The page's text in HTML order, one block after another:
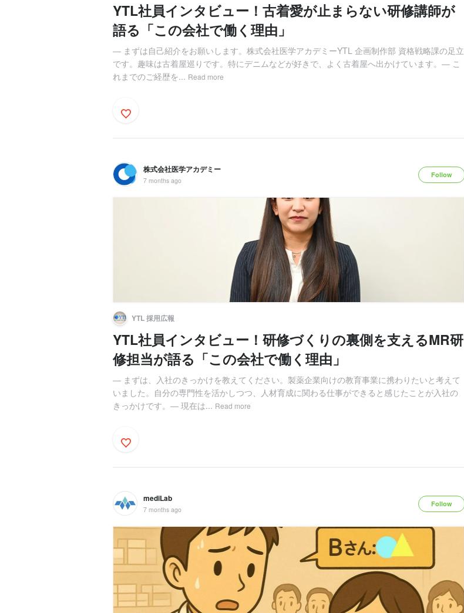
YTL社員インタビュー！古着愛が止まらない研修講師が
語る「この会社で働く理由」
― まずは自己紹介をお願いします。株式会社医学アカデミーYTL 企画制作部 資格戦略課の足立
です。趣味は古着屋巡りです。特にデニムなどが好きで、よく古着屋へ出かけています。― こ
れまでのご経歴を... Read more
株式会社医学アカデミー
7 months ago
Follow
YTL 採用広報
YTL社員インタビュー！研修づくりの裏側を支えるMR研
修担当が語る「この会社で働く理由」
― まずは、入社のきっかけを教えてください。製薬企業向けの教育事業に携わりたいと考えて
いました。自分の専門性を活かしつつ、人材育成に関わる仕事ができると感じたことが入社の
きっかけです。― 現在は... Read more
mediLab
7 months ago
Follow